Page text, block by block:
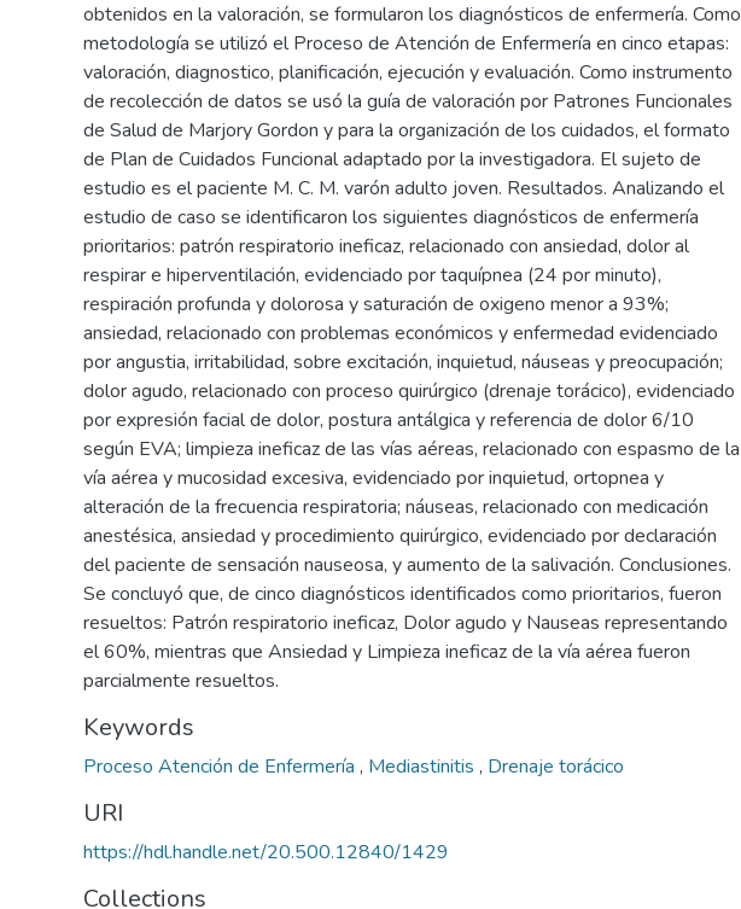
obtenidos en la valoración, se formularon los diagnósticos de enfermería. Como
metodología se utilizó el Proceso de Atención de Enfermería en cinco etapas:
valoración, diagnostico, planificación, ejecución y evaluación. Como instrumento
de recolección de datos se usó la guía de valoración por Patrones Funcionales
de Salud de Marjory Gordon y para la organización de los cuidados, el formato
de Plan de Cuidados Funcional adaptado por la investigadora. El sujeto de
estudio es el paciente M. C. M. varón adulto joven. Resultados. Analizando el
estudio de caso se identificaron los siguientes diagnósticos de enfermería
prioritarios: patrón respiratorio ineficaz, relacionado con ansiedad, dolor al
respirar e hiperventilación, evidenciado por taquípnea (24 por minuto),
respiración profunda y dolorosa y saturación de oxigeno menor a 93%;
ansiedad, relacionado con problemas económicos y enfermedad evidenciado
por angustia, irritabilidad, sobre excitación, inquietud, náuseas y preocupación;
dolor agudo, relacionado con proceso quirúrgico (drenaje torácico), evidenciado
por expresión facial de dolor, postura antálgica y referencia de dolor 6/10
según EVA; limpieza ineficaz de las vías aéreas, relacionado con espasmo de la
vía aérea y mucosidad excesiva, evidenciado por inquietud, ortopnea y
alteración de la frecuencia respiratoria; náuseas, relacionado con medicación
anestésica, ansiedad y procedimiento quirúrgico, evidenciado por declaración
del paciente de sensación nauseosa, y aumento de la salivación. Conclusiones.
Se concluyó que, de cinco diagnósticos identificados como prioritarios, fueron
resueltos: Patrón respiratorio ineficaz, Dolor agudo y Nauseas representando
el 60%, mientras que Ansiedad y Limpieza ineficaz de la vía aérea fueron
parcialmente resueltos.
Keywords
Proceso Atención de Enfermería , Mediastinitis , Drenaje torácico
URI
https://hdl.handle.net/20.500.12840/1429
Collections